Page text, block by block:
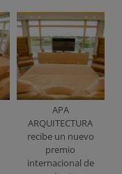
APA
ARQUITECTURA
recibe un nuevo
premio
internacional de